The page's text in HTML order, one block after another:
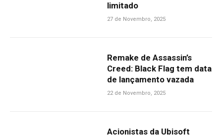
limitado
27 de Novembro, 2025
Remake de Assassin’s
Creed: Black Flag tem data
de lançamento vazada
22 de Novembro, 2025
Acionistas da Ubisoft